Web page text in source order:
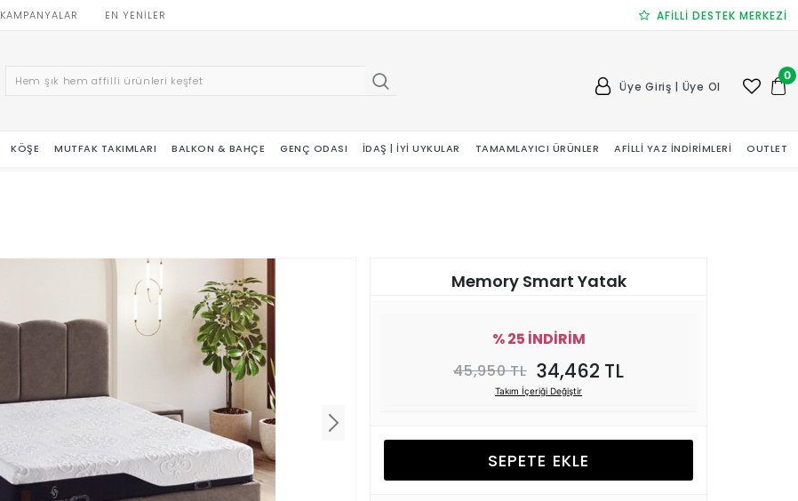
KAMPANYALAR EN YENILER AFİLLİ DESTEK MERKEZİ
Üye Giriş | Üye Ol
0
KÖŞE MUTFAK TAKIMLARI BALKON & BAHÇE GENÇ ODASI İDAŞ | İYI UYKULAR TAMAMLAYICI ÜRÜNLER AFILLI YAZ İNDIRIMLERI OUTLET
Memory Smart Yatak
% 25 İNDİRİM
45,950 TL 34,462 TL
Takım İçeriği Değiştir
SEPETE EKLE